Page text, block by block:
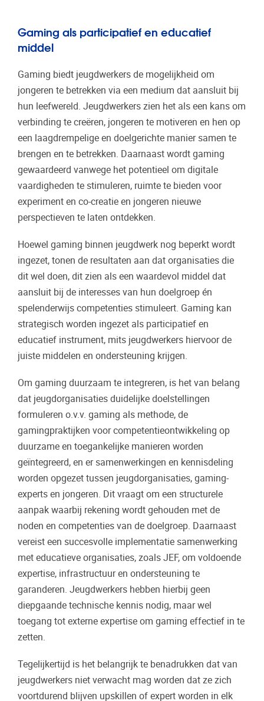
Gaming als participatief en educatief
middel
Gaming biedt jeugdwerkers de mogelijkheid om
jongeren te betrekken via een medium dat aansluit bij
hun leefwereld. Jeugdwerkers zien het als een kans om
verbinding te creëren, jongeren te motiveren en hen op
een laagdrempelige en doelgerichte manier samen te
brengen en te betrekken. Daarnaast wordt gaming
gewaardeerd vanwege het potentieel om digitale
vaardigheden te stimuleren, ruimte te bieden voor
experiment en co-creatie en jongeren nieuwe
perspectieven te laten ontdekken.
Hoewel gaming binnen jeugdwerk nog beperkt wordt
ingezet, tonen de resultaten aan dat organisaties die
dit wel doen, dit zien als een waardevol middel dat
aansluit bij de interesses van hun doelgroep én
spelenderwijs competenties stimuleert. Gaming kan
strategisch worden ingezet als participatief en
educatief instrument, mits jeugdwerkers hiervoor de
juiste middelen en ondersteuning krijgen.
Om gaming duurzaam te integreren, is het van belang
dat jeugdorganisaties duidelijke doelstellingen
formuleren o.v.v. gaming als methode, de
gamingpraktijken voor competentieontwikkeling op
duurzame en toegankelijke manieren worden
geïntegreerd, en er samenwerkingen en kennisdeling
worden opgezet tussen jeugdorganisaties, gaming-
experts en jongeren. Dit vraagt om een structurele
aanpak waarbij rekening wordt gehouden met de
noden en competenties van de doelgroep. Daarnaast
vereist een succesvolle implementatie samenwerking
met educatieve organisaties, zoals JEF, om voldoende
expertise, infrastructuur en ondersteuning te
garanderen. Jeugdwerkers hebben hierbij geen
diepgaande technische kennis nodig, maar wel
toegang tot externe expertise om gaming effectief in te
zetten.
Tegelijkertijd is het belangrijk te benadrukken dat van
jeugdwerkers niet verwacht mag worden dat ze zich
voortdurend blijven upskillen of expert worden in elk